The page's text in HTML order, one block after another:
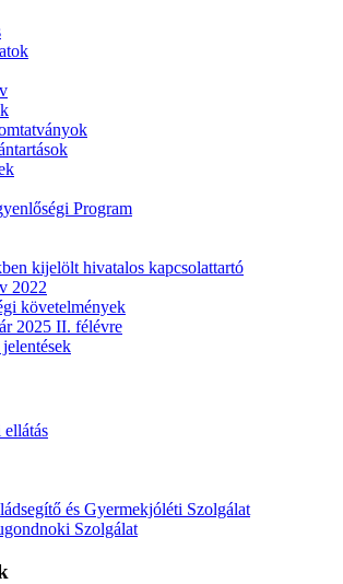
Program
kijelölt hivatalos kapcsolattartó
2022
követelmények
2025 II. félévre
ellátás
és Gyermekjóléti Szolgálat
Szolgálat